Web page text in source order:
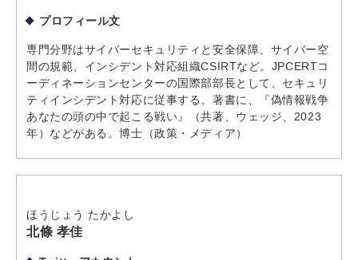
プロフィール文
専門分野はサイバーセキュリティと安全保障、サイバー空
間の規範、インシデント対応組織CSIRTなど。JPCERTコ
ーディネーションセンターの国際部部長として、セキュリ
ティインシデント対応に従事する。著書に、『偽情報戦争
あなたの頭の中で起こる戦い』（共著、ウェッジ、2023
年）などがある。博士（政策・メディア）
ほうじょう たかよし
北條 孝佳